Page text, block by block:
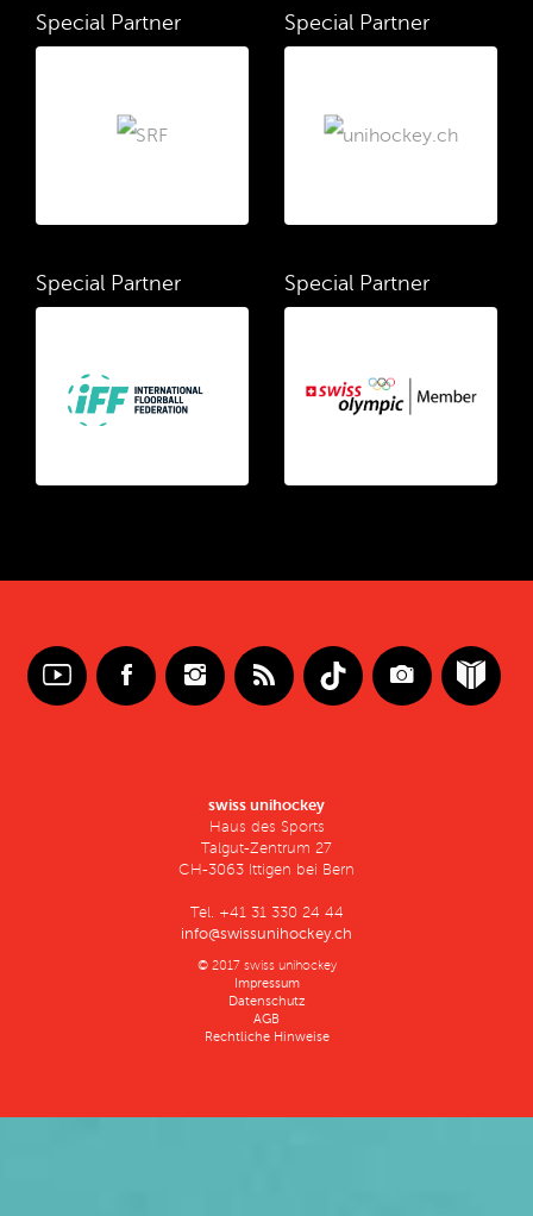
Special Partner Special Partner
Special Partner Special Partner
swiss unihockey
Haus des Sports
Talgut-Zentrum 27
CH-3063 Ittigen bei Bern
Tel. +41 31 330 24 44
info@swissunihockey.ch
© 2017 swiss unihockey
Impressum
Datenschutz
AGB
Rechtliche Hinweise